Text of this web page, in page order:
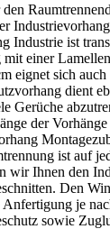
Industrie ist
einer
eignet sich
dient
Gerüche
der
ist auf
wir Ihnen den
Den
je
sowie